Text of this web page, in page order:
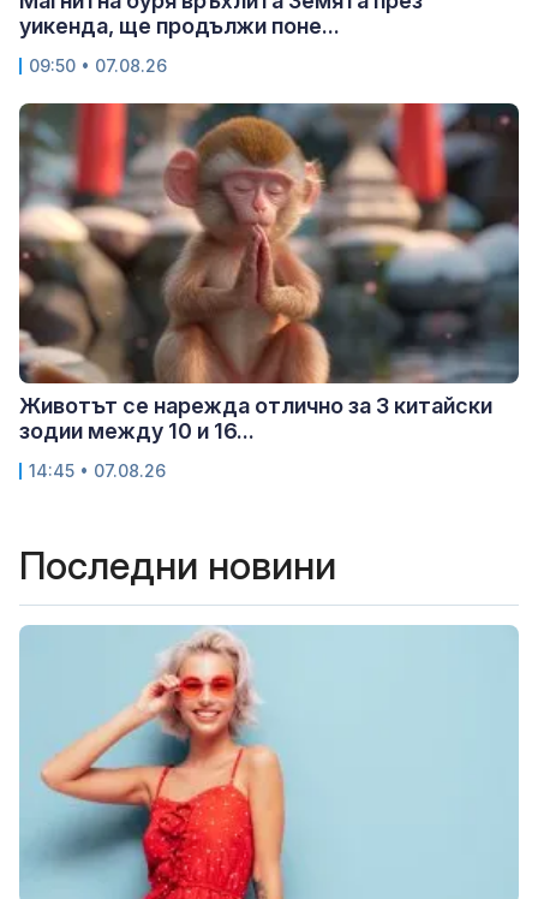
уикенда, ще продължи поне...
09:50 • 07.08.26
Животът се нарежда отлично за 3 китайски
зодии между 10 и 16...
14:45 • 07.08.26
Последни новини